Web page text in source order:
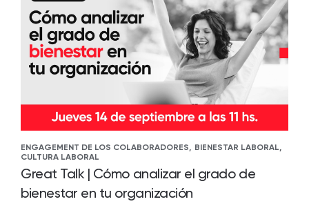
ENGAGEMENT DE LOS COLABORADORES, BIENESTAR LABORAL,
CULTURA LABORAL
Great Talk | Cómo analizar el grado de
bienestar en tu organización